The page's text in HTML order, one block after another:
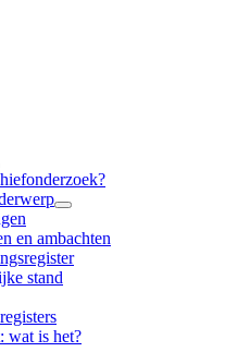
en ambachten
stand
wat is het?